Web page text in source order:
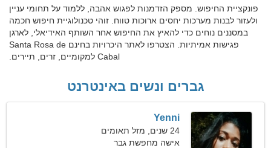
פונקציית החיפוש. מספק הזדמנות לפגוש אהבה, ללמוד על תחומי עניין
ולעזור לבנות מערכות יחסים ארוכות טווח. זוהי טכנולוגיית חיפוש חכמה
במסננים נוחים כדי להאיץ את החיפוש אחר השותף האידיאלי, לארגן
פגישות אמיתיות. הצטרפו לאתר היכרויות בחינם Santa Rosa de
Cabal למקומיים, זרים, תיירים.
גברים ונשים באינטרנט
Yenni
24 שנים, מזל תאומים
אישה מחפשת גבר